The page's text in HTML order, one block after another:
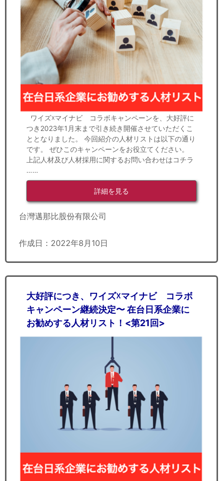
ワイズ☓マイナビ コラボキャンペーンを、大好評に
つき2023年1月末まで引き続き開催させていただくこ
ととなりました。 今回紹介の人材リストは以下の通り
です。 ぜひこのキャンペーンをお役立てください。
上記人材及び人材採用に関するお問い合わせはコチラ
……
詳細を見る
台灣邁那比股份有限公司
作成日：2022年8月10日
大好評につき、ワイズ☓マイナビ コラボ
キャンペーン継続決定〜 在台日系企業に
お勧めする人材リスト！<第21回>